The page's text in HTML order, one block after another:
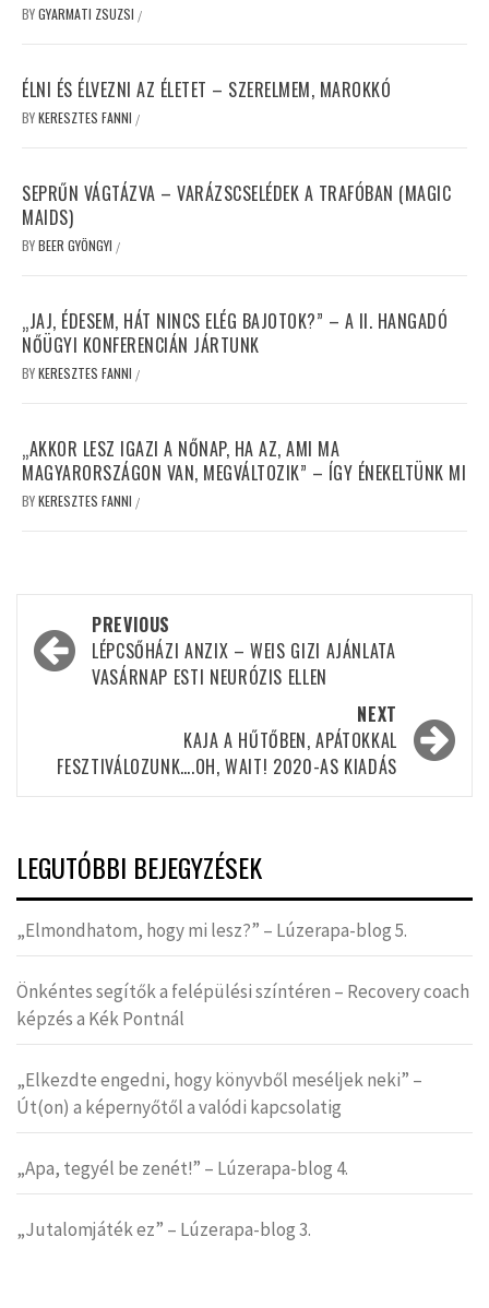
BYGYARMATI ZSUZSI /
ÉLNI ÉS ÉLVEZNI AZ ÉLETET – SZERELMEM, MAROKKÓ
BYKERESZTES FANNI /
SEPRŰN VÁGTÁZVA – VARÁZSCSELÉDEK A TRAFÓBAN (MAGIC
MAIDS)
BYBEER GYÖNGYI /
„JAJ, ÉDESEM, HÁT NINCS ELÉG BAJOTOK?” – A II. HANGADÓ
NŐÜGYI KONFERENCIÁN JÁRTUNK
BYKERESZTES FANNI /
„AKKOR LESZ IGAZI A NŐNAP, HA AZ, AMI MA
MAGYARORSZÁGON VAN, MEGVÁLTOZIK” – ÍGY ÉNEKELTÜNK MI
BYKERESZTES FANNI /
Post
navigation
PREVIOUS
LÉPCSŐHÁZI ANZIX – WEIS GIZI AJÁNLATA
VASÁRNAP ESTI NEURÓZIS ELLEN
NEXT
KAJA A HŰTŐBEN, APÁTOKKAL
FESZTIVÁLOZUNK….OH, WAIT! 2020-AS KIADÁS
LEGUTÓBBI BEJEGYZÉSEK
„Elmondhatom, hogy mi lesz?” – Lúzerapa-blog 5.
Önkéntes segítők a felépülési színtéren – Recovery coach
képzés a Kék Pontnál
„Elkezdte engedni, hogy könyvből meséljek neki” –
Út(on) a képernyőtől a valódi kapcsolatig
„Apa, tegyél be zenét!” – Lúzerapa-blog 4.
„Jutalomjáték ez” – Lúzerapa-blog 3.